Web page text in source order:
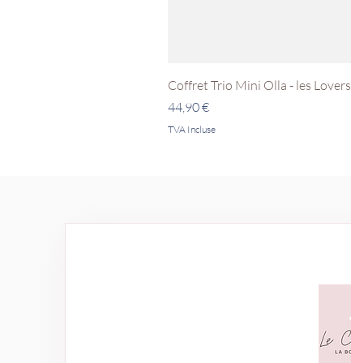
Coffret Trio Mini Olla - les Lovers
Prix
44,90 €
TVA Incluse